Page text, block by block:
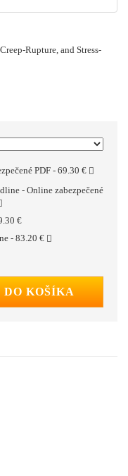
Rupture, and Stress-
PDF - 69.30 €
- Online zabezpečené
€
- 83.20 €
DO KOŠÍKA